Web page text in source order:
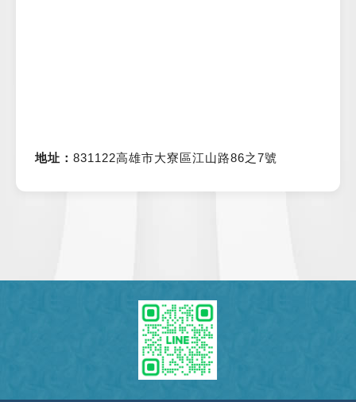
地址： 831122高雄市大寮區江山路86之7號